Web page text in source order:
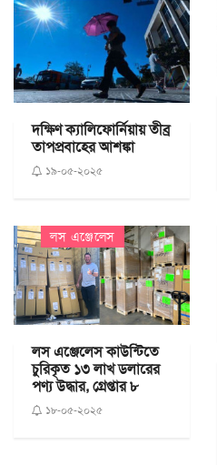
দক্ষিণ ক্যালিফোর্নিয়ায় তীব্র
তাপপ্রবাহের আশঙ্কা
১৯-০৫-২০২৫
লস এঞ্জেলেস
লস এঞ্জেলেস কাউন্টিতে
চুরিকৃত ১৩ লাখ ডলারের
পণ্য উদ্ধার, গ্রেপ্তার ৮
১৮-০৫-২০২৫